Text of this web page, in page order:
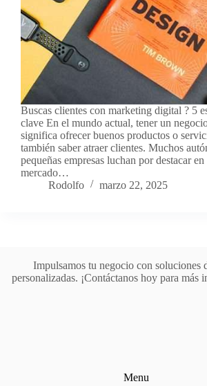
Buscas clientes con marketing digital ? 5
clave En el mundo actual, tener un
significa ofrecer buenos productos o
también saber atraer clientes. Muchos
pequeñas empresas luchan por destacar en
mercado…
Rodolfo
marzo 22, 2025
Impulsamos tu negocio con soluciones
personalizadas. ¡Contáctanos hoy para más
Menu